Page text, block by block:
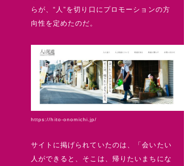
らが、“人”を切り口にプロモーションの方
向性を定めたのだ。
https://hito-onomichi.jp/
サイトに掲げられていたのは、「会いたい
人ができると、そこは、帰りたいまちにな